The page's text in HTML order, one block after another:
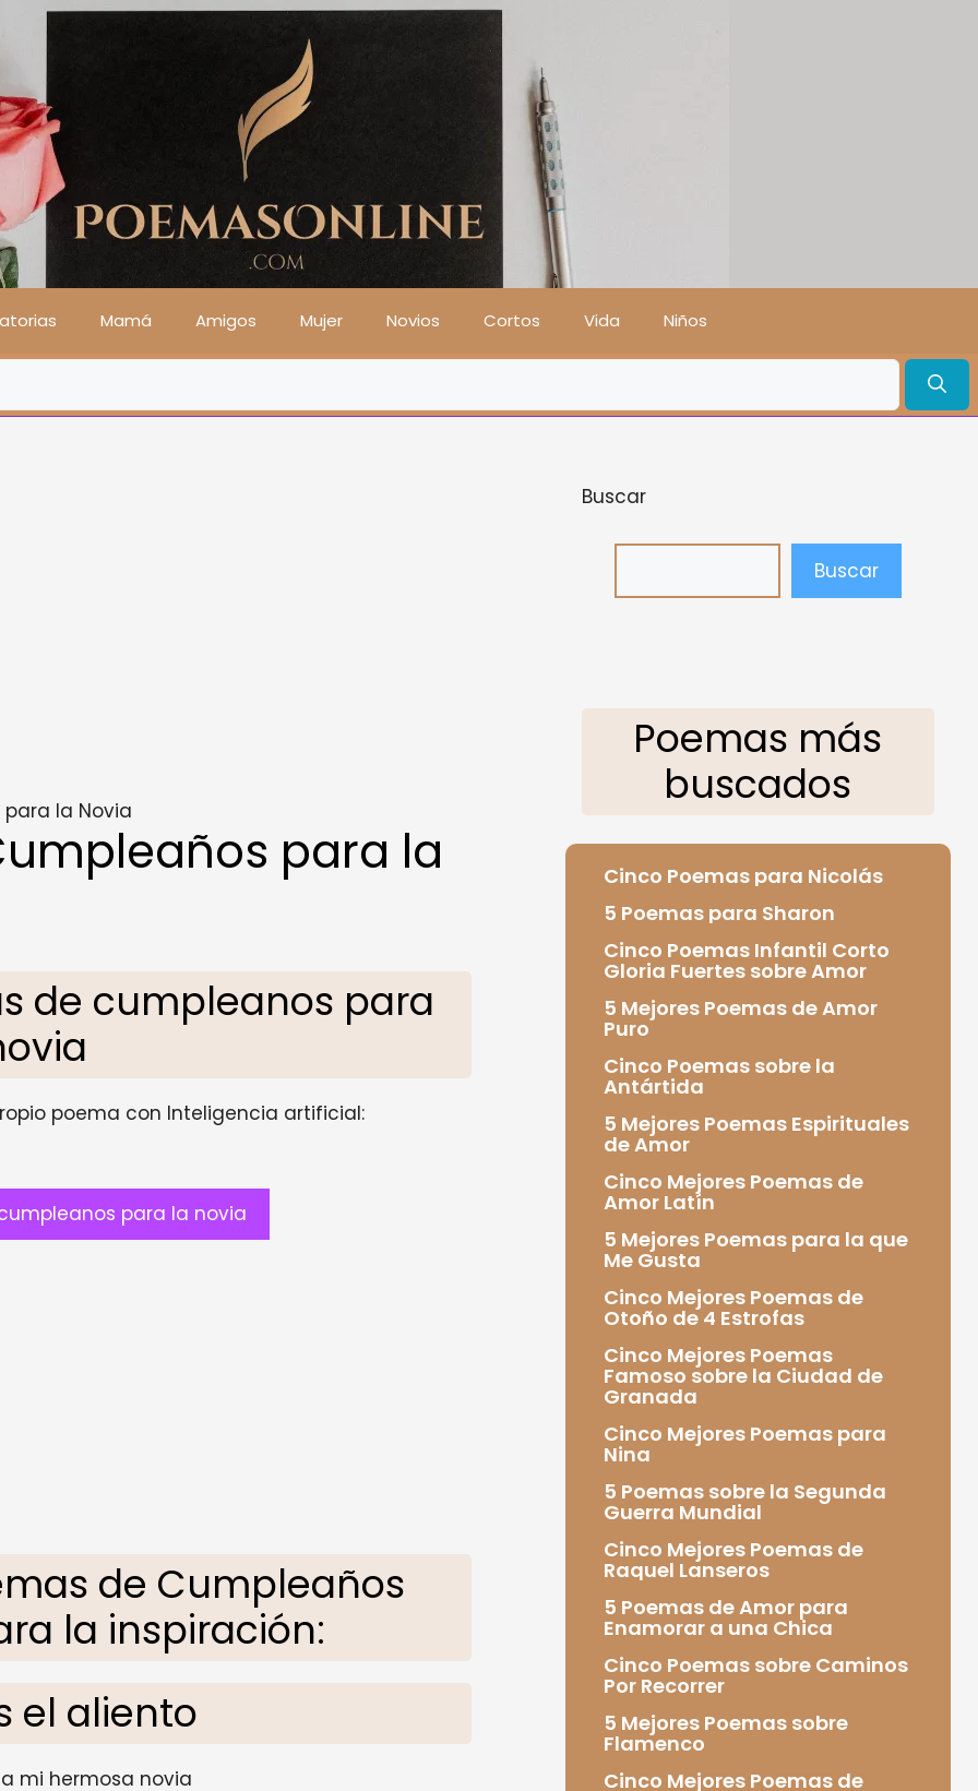
Mamá Amigos Mujer Novios Cortos Vida Niños
la Novia
para la
de cumpleanos para
poema con Inteligencia artificial:
para la novia
de Cumpleaños
la inspiración:
el aliento
mi hermosa novia
Buscar
Buscar
Poemas más
buscados
Cinco Poemas para Nicolás
5 Poemas para Sharon
Cinco Poemas Infantil Corto
Gloria Fuertes sobre Amor
5 Mejores Poemas de Amor
Puro
Cinco Poemas sobre la
Antártida
5 Mejores Poemas Espirituales
de Amor
Cinco Mejores Poemas de
Amor Latín
5 Mejores Poemas para la que
Me Gusta
Cinco Mejores Poemas de
Otoño de 4 Estrofas
Cinco Mejores Poemas
Famoso sobre la Ciudad de
Granada
Cinco Mejores Poemas para
Nina
5 Poemas sobre la Segunda
Guerra Mundial
Cinco Mejores Poemas de
Raquel Lanseros
5 Poemas de Amor para
Enamorar a una Chica
Cinco Poemas sobre Caminos
Por Recorrer
5 Mejores Poemas sobre
Flamenco
Cinco Mejores Poemas de